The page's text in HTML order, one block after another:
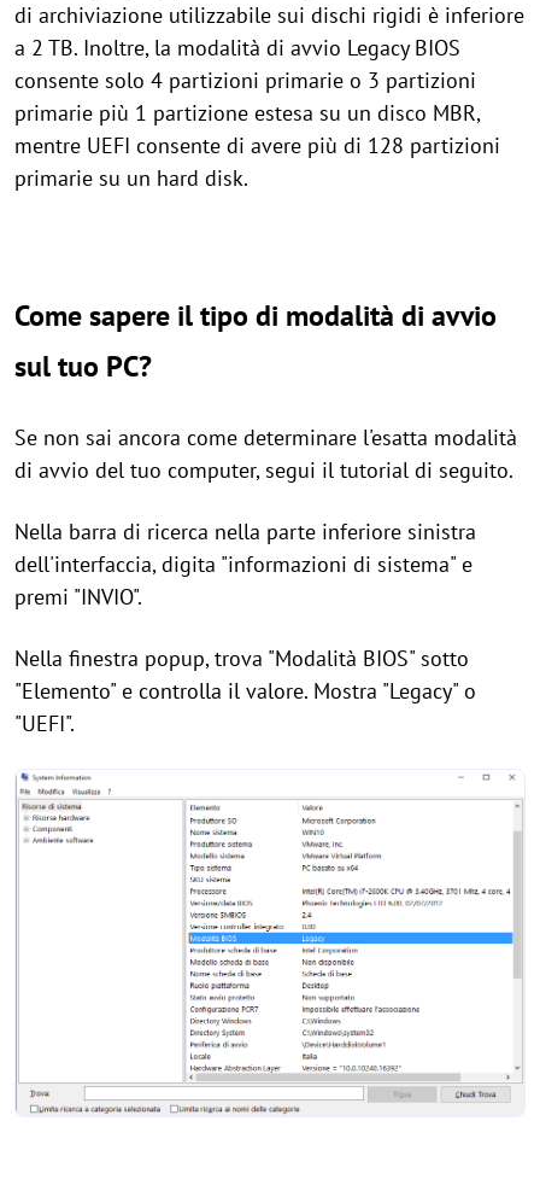
di archiviazione utilizzabile sui dischi rigidi è inferiore
a 2 TB. Inoltre, la modalità di avvio Legacy BIOS
consente solo 4 partizioni primarie o 3 partizioni
primarie più 1 partizione estesa su un disco MBR,
mentre UEFI consente di avere più di 128 partizioni
primarie su un hard disk.
Come sapere il tipo di modalità di avvio
sul tuo PC?
Se non sai ancora come determinare l'esatta modalità
di avvio del tuo computer, segui il tutorial di seguito.
Nella barra di ricerca nella parte inferiore sinistra
dell'interfaccia, digita "informazioni di sistema" e
premi "INVIO".
Nella finestra popup, trova "Modalità BIOS" sotto
"Elemento" e controlla il valore. Mostra "Legacy" o
"UEFI".